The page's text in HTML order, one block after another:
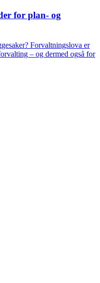
for plan- og
Forvaltningslova er
– og dermed også for